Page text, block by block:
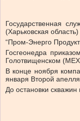
Государственная
(Харьковская
“Пром-Энерго
Госгеонедра
Голотвищенском
В конце ноября
января Второй
До остановки